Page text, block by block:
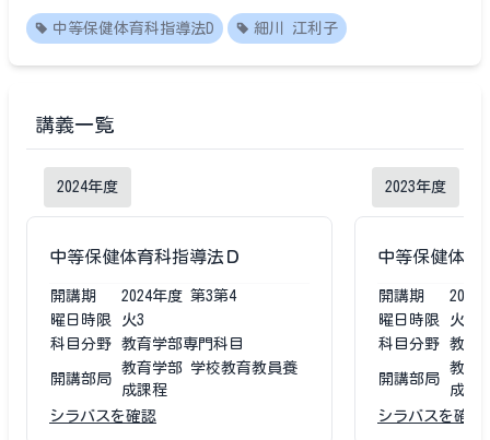
中等保健体育科指導法D 細川 江利子
講義一覧
2024年度
中等保健体育科指導法Ｄ
開講期 2024年度 第3第4
曜日時限
火3
科目分野
教育学部専門科目
開講部局
教育学部 学校教育教員養
成課程
シラバスを確認
2023年度
中等保健体育
開講期 2023
曜日時限
火3
科目分野
教育
開講部局
教育
成課
シラバスを確認